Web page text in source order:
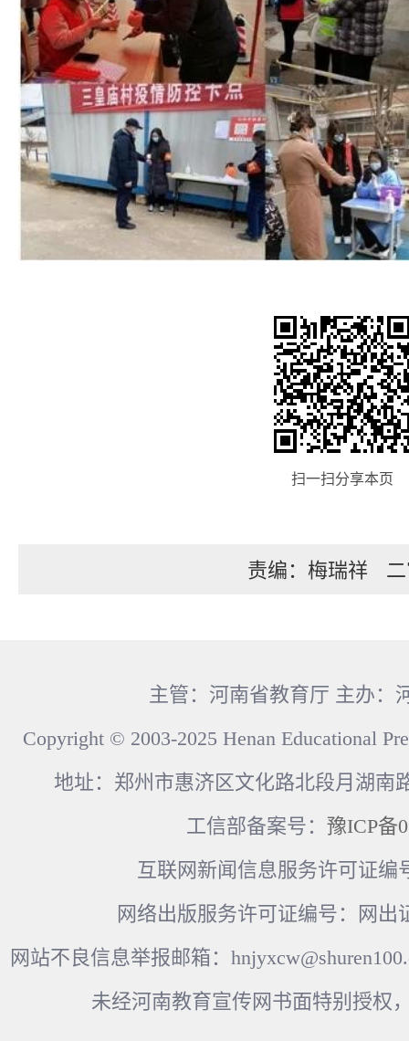
扫一扫分享本页
责编：梅瑞祥
主管：河南省教育厅 主办：
Copyright © 2003-2025 Henan Educational
地址：郑州市惠济区文化路北段月湖南
工信部备案号： 豫ICP备
互联网新闻信息服务许可证编
网络出版服务许可证编号：网出
网站不良信息举报邮箱：
未经河南教育宣传网书面特别授权